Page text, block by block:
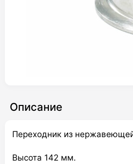
Описание
Переходник из
Высота 142 мм.